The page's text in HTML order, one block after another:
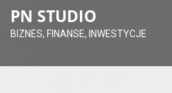
PN STUDIO
BIZNES, FINANSE, INWESTYCJE